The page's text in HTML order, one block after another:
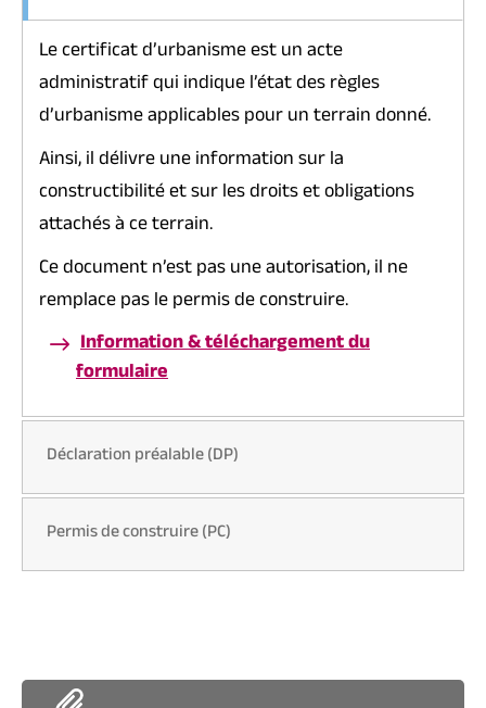
Le certificat d’urbanisme est un acte
administratif qui indique l’état des règles
d’urbanisme applicables pour un terrain donné.
Ainsi, il délivre une information sur la
constructibilité et sur les droits et obligations
attachés à ce terrain.
Ce document n’est pas une autorisation, il ne
remplace pas le permis de construire.
Information & téléchargement du
formulaire
Déclaration préalable (DP)
Permis de construire (PC)